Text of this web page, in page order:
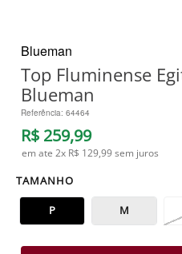
Blueman
Top Fluminense
Blueman
Referência: 64464
R$ 259,99
em ate 2x R$ 129,99sem juros
TAMANHO
P M